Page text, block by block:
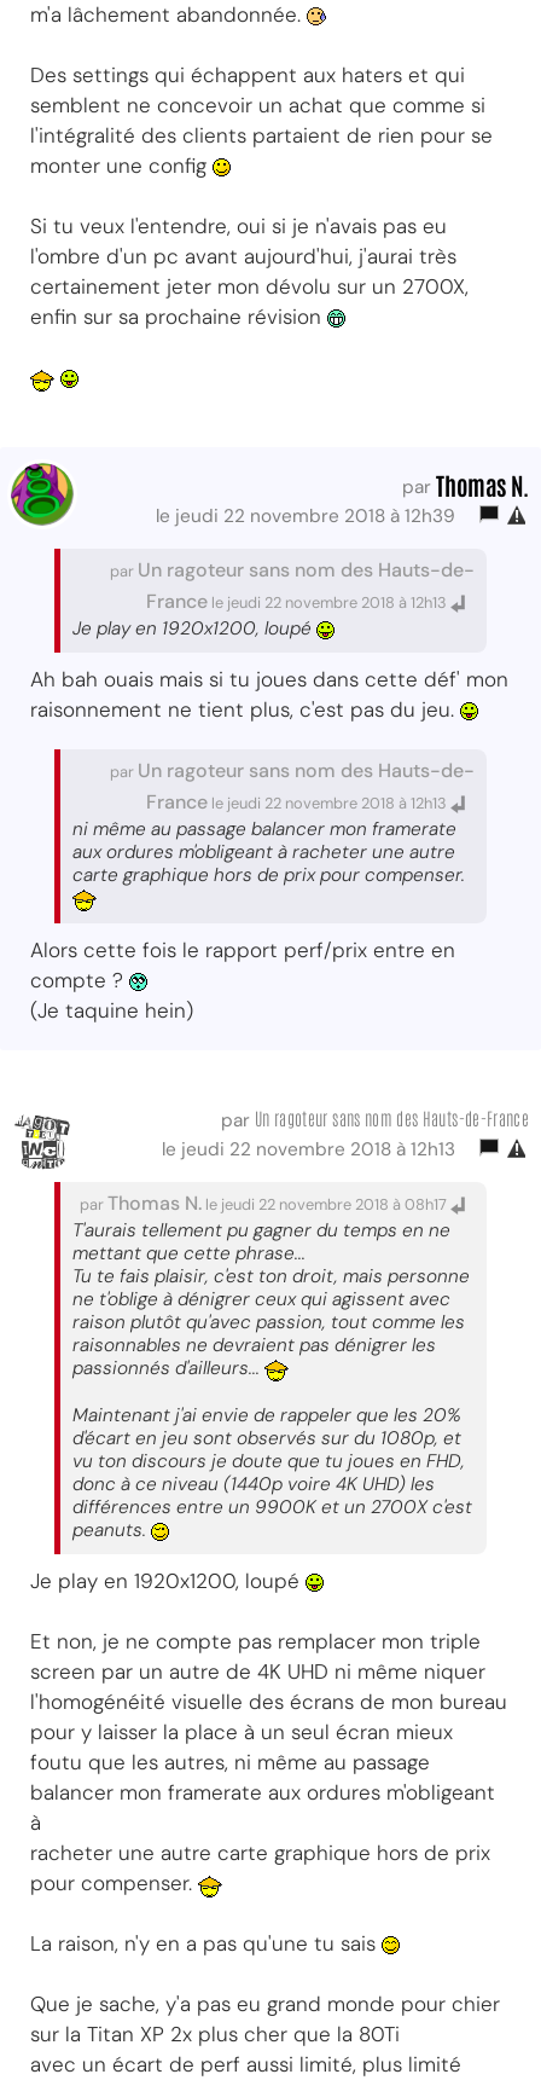
m'a lâchement abandonnée.
Des settings qui échappent aux haters et qui
semblent ne concevoir un achat que comme si
l'intégralité des clients partaient de rien pour se
monter une config
Si tu veux l'entendre, oui si je n'avais pas eu
l'ombre d'un pc avant aujourd'hui, j'aurai très
certainement jeter mon dévolu sur un 2700X,
enfin sur sa prochaine révision
par Thomas N.
le jeudi 22 novembre 2018 à 12h39
par Un ragoteur sans nom des Hauts-de-
France le jeudi 22 novembre 2018 à 12h13
Je play en 1920x1200, loupé
Ah bah ouais mais si tu joues dans cette déf' mon
raisonnement ne tient plus, c'est pas du jeu.
par Un ragoteur sans nom des Hauts-de-
France le jeudi 22 novembre 2018 à 12h13
ni même au passage balancer mon framerate
aux ordures m'obligeant à racheter une autre
carte graphique hors de prix pour compenser.
Alors cette fois le rapport perf/prix entre en
compte ?
(Je taquine hein)
par Un ragoteur sans nom des Hauts-de-France
le jeudi 22 novembre 2018 à 12h13
parThomas N. le jeudi 22 novembre 2018 à 08h17
T'aurais tellement pu gagner du temps en ne
mettant que cette phrase...
Tu te fais plaisir, c'est ton droit, mais personne
ne t'oblige à dénigrer ceux qui agissent avec
raison plutôt qu'avec passion, tout comme les
raisonnables ne devraient pas dénigrer les
passionnés d'ailleurs...
Maintenant j'ai envie de rappeler que les 20%
d'écart en jeu sont observés sur du 1080p, et
vu ton discours je doute que tu joues en FHD,
donc à ce niveau (1440p voire 4K UHD) les
différences entre un 9900K et un 2700X c'est
peanuts.
Je play en 1920x1200, loupé
Et non, je ne compte pas remplacer mon triple
screen par un autre de 4K UHD ni même niquer
l'homogénéité visuelle des écrans de mon bureau
pour y laisser la place à un seul écran mieux
foutu que les autres, ni même au passage
balancer mon framerate aux ordures m'obligeant
à
racheter une autre carte graphique hors de prix
pour compenser.
La raison, n'y en a pas qu'une tu sais
Que je sache, y'a pas eu grand monde pour chier
sur la Titan XP 2x plus cher que la 80Ti
avec un écart de perf aussi limité, plus limité